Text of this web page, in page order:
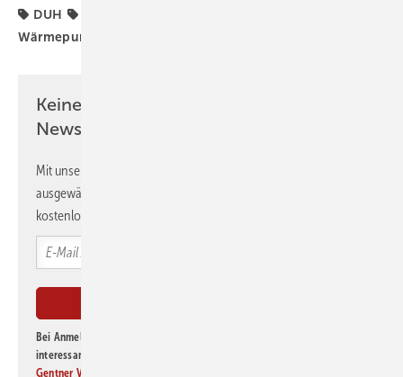
DUH
Wärmepumpen
Keine Zeit? Kein Problem mit dem GEB
Newsletter!
Mit unserem Newsletter erhalten Sie regelmäßig von uns
ausgewählte Informationen und Neuigkeiten, gebündelt und
kostenlos direkt ins Postfach.
Bei Anmeldung zu diesem Newsletter bin ich damit einverstanden, über
interessante Verlags- und Online-Angebote
Gentner Verlag GmbH & Co. KG